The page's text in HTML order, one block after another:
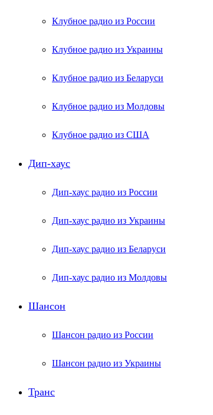
Клубное радио из России
Клубное радио из Украины
Клубное радио из Беларуси
Клубное радио из Молдовы
Клубное радио из США
Дип-хаус
Дип-хаус радио из России
Дип-хаус радио из Украины
Дип-хаус радио из Беларуси
Дип-хаус радио из Молдовы
Шансон
Шансон радио из России
Шансон радио из Украины
Транс